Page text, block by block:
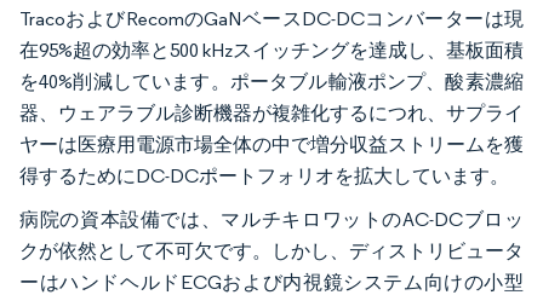
TracoおよびRecomのGaNベースDC-DCコンバーターは現
在95%超の効率と500 kHzスイッチングを達成し、基板面積
を40%削減しています。ポータブル輸液ポンプ、酸素濃縮
器、ウェアラブル診断機器が複雑化するにつれ、サプライ
ヤーは医療用電源市場全体の中で増分収益ストリームを獲
得するためにDC-DCポートフォリオを拡大しています。
病院の資本設備では、マルチキロワットのAC-DCブロッ
クが依然として不可欠です。しかし、ディストリビュータ
ーはハンドヘルドECGおよび内視鏡システム向けの小型